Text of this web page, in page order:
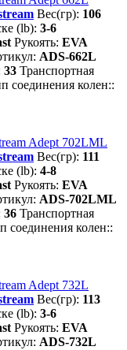
Вес(гр): 106
(lb): 3-6
Рукоять: EVA
ADS-662L
33 Транспортная
соединения колен::
Adept 702LML
Вес(гр): 111
(lb): 4-8
Рукоять: EVA
ADS-702LML
36 Транспортная
соединения колен::
Adept 732L
Вес(гр): 113
(lb): 3-6
Рукоять: EVA
ADS-732L